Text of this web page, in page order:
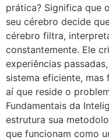
prática? Significa que
seu cérebro decide
cérebro filtra,
constantemente. Ele
experiências
sistema eficiente, mas
aí que reside o
Fundamentais da
estrutura sua
que funcionam como